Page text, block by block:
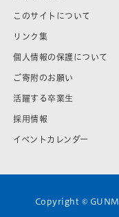
このサイトについて
リンク集
個人情報の保護について
ご寄附のお願い
活躍する卒業生
採用情報
イベントカレンダー
Copyright ©